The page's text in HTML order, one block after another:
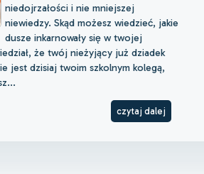
niedojrzałości i nie mniejszej
niewiedzy. Skąd możesz wiedzieć, jakie
dusze inkarnowały się w twojej
że twój nieżyjący już dziadek
jest dzisiaj twoim szkolnym kolegą,
czytaj dalej